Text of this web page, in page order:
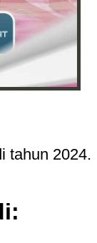
tahun 2024.